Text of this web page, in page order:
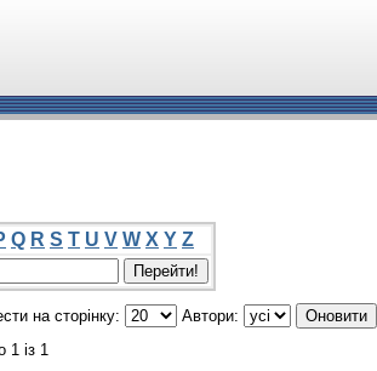
Q R S T U V W X Y Z
на сторінку:
Автори:
1 із 1